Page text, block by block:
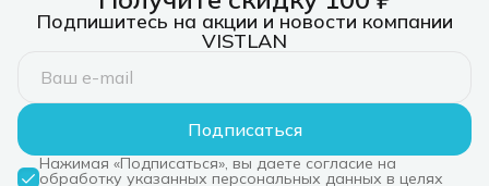
Подпишитесь на акции и новости компании
VISTLAN
Подписаться
Нажимая «Подписаться», вы даете согласие на
обработку указанных персональных данных в целях